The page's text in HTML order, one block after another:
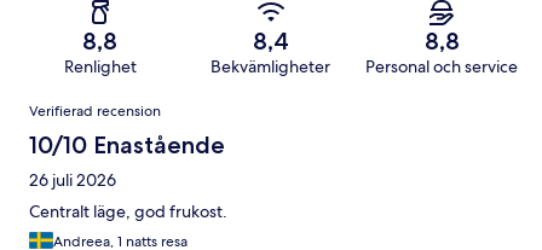
8,8
Renlighet
8,4
Bekvämligheter
8,8
Personal och service
Recensioner
Verifierad recension
10/10 Enastående
26 juli 2026
Centralt läge, god frukost.
Andreea, 1 natts resa